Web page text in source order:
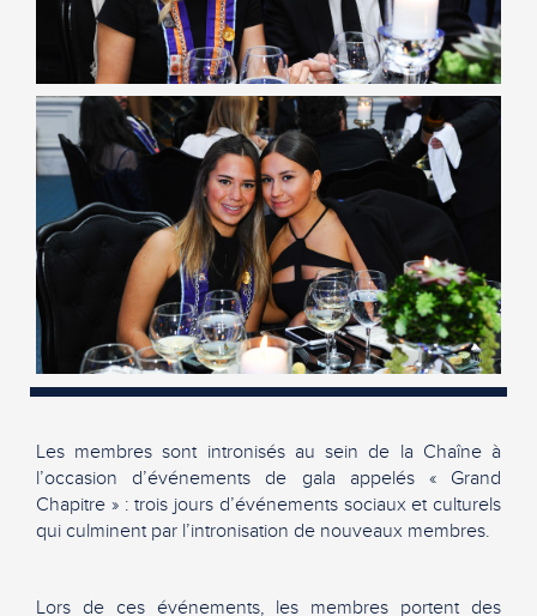
Les membres sont intronisés au sein de la Chaîne à
l’occasion d’événements de gala appelés « Grand
Chapitre » : trois jours d’événements sociaux et culturels
qui culminent par l’intronisation de nouveaux membres.
Lors de ces événements, les membres portent des